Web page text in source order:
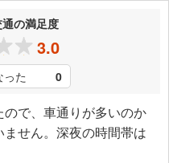
の満足度
3.0
た 0
で、車通りが多いのか
せん。深夜の時間帯は